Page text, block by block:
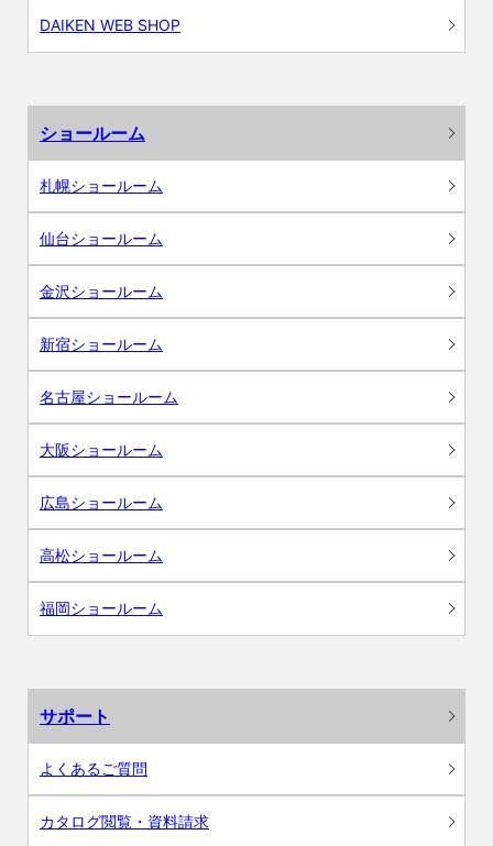
DAIKEN WEB SHOP
ショールーム
札幌ショールーム
仙台ショールーム
金沢ショールーム
新宿ショールーム
名古屋ショールーム
大阪ショールーム
広島ショールーム
高松ショールーム
福岡ショールーム
サポート
よくあるご質問
カタログ閲覧・資料請求